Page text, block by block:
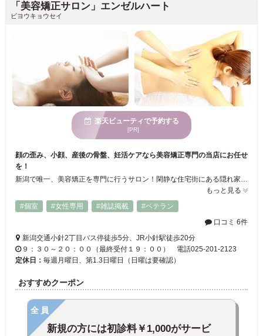
「美容矯正サロン」エンゼルハート
ビヨウキョウセイ
楽天ビューティで予約する
[PR]
顔の歪み、小顔、産後の骨盤、妊活ケアなら美容矯正専門の当店にお任せ
を！
新潟で唯一、美容矯正を専門に行うサロン！閑静な住宅街にある隠れ家的癒しサロン、日頃の疲れやストレスをリフレッシュ！25年の実績と匠の技が多くの女性の悩みを解決してくれます。”美と健康と喜び”が同時に叶う総合サロン！ 美容矯正以外にもストレス社会に振り回されるない為にメンタルケアメニューも！ 現在も大学で心理学を探求中のエンゼルママは成城心理学院認定講師なのでメンタルケアお勧め。。。
もっと見る
#個室
#女性専用 #雑誌掲載
#ベテラン
口コミ 6件
新潟交通小針2丁目バス停徒歩5分、JR小針駅徒歩20分
９：３０～２０：００（最終受付１９：００） 電話025-201-2123
定休日： 毎週月曜日、第1.3日曜日（日曜は要確認）
おすすめクーポン
全員
新規の方には初診料￥1,000がサービ